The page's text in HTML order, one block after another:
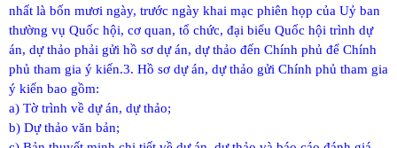
nhất là bốn mươi ngày, trước ngày khai mạc phiên họp của Uỷ ban
thường vụ Quốc hội, cơ quan, tổ chức, đại biểu Quốc hội trình dự
án, dự thảo phải gửi hồ sơ dự án, dự thảo đến Chính phủ để Chính
phủ tham gia ý kiến.3. Hồ sơ dự án, dự thảo gửi Chính phủ tham gia
ý kiến bao gồm:
a) Tờ trình về dự án, dự thảo;
b) Dự thảo văn bản;